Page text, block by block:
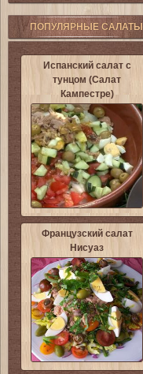
ПОПУЛЯРНЫЕ САЛАТЫ
Испанский салат с
тунцом (Салат
Кампестре)
Французский салат
Нисуаз